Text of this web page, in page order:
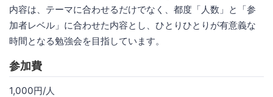
内容は、テーマに合わせるだけでなく、都度「人数」と「参
加者レベル」に合わせた内容とし、ひとりひとりが有意義な
時間となる勉強会を目指しています。
参加費
1,000円/人